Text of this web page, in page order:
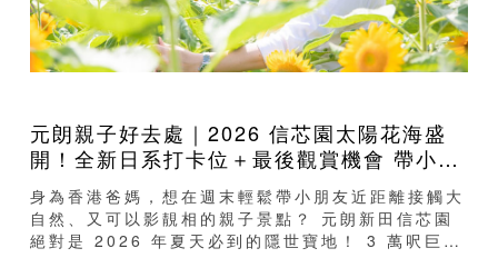
元朗親子好去處｜2026 信芯園太陽花海盛
開！全新日系打卡位＋最後觀賞機會 帶小朋
友必去
身為香港爸媽，想在週末輕鬆帶小朋友近距離接觸大
自然、又可以影靚相的親子景點？ 元朗新田信芯園
絕對是 2026 年夏天必到的隱世寶地！ 3 萬呎巨型